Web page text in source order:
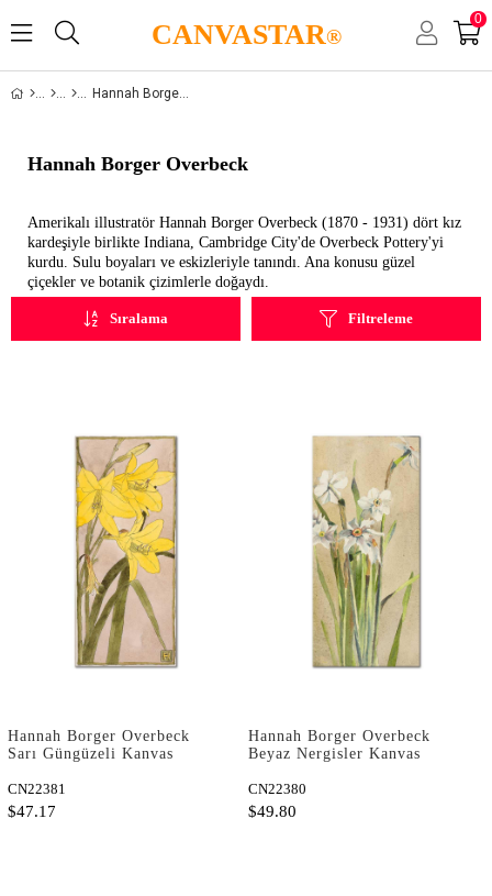
CANVASTAR®
0
Hannah Borger Overbeck
Hannah Borger Overbeck
Amerikalı illustratör Hannah Borger Overbeck (1870 - 1931) dört kız
kardeşiyle birlikte Indiana, Cambridge City'de Overbeck Pottery'yi
kurdu. Sulu boyaları ve eskizleriyle tanındı. Ana konusu güzel
çiçekler ve botanik çizimlerle doğaydı.
Filtreleme
Sıralama
Hannah Borger Overbeck
Sarı Güngüzeli Kanvas
CN22381
$47.17
Hannah Borger Overbeck
Beyaz Nergisler Kanvas
CN22380
$49.80